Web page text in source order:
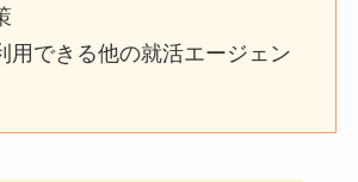
用できる他の就活エージェン